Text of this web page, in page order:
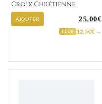
Croix Chrétienne
AJOUTER 25,00€
CLUB 12,50€ →